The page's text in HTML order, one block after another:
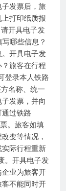
发票后，旅
打印纸质报
开具电子发
哪些信息？
开具电子发
旅客在行程
登录本人铁路
名称、统一
发票，并向
过铁路
。旅客如填
变等情况，
际行程重新
。开具电子发
业为旅客开
不能同时开